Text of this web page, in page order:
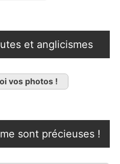
et anglicismes
vos photos !
sont précieuses !